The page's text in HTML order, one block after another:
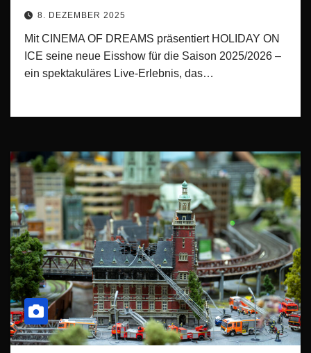
8. DEZEMBER 2025
Mit CINEMA OF DREAMS präsentiert HOLIDAY ON
ICE seine neue Eisshow für die Saison 2025/2026 –
ein spektakuläres Live-Erlebnis, das…